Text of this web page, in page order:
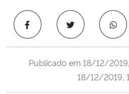
Ministério da Educação
Publicado em 18/12/
18/12/2019,